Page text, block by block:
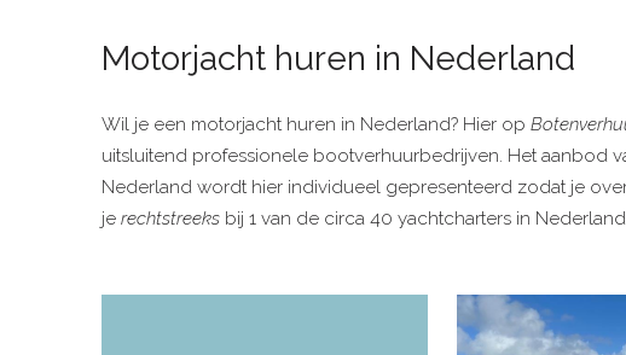
Motorjacht huren in Nederland
Wil je een motorjacht huren in Nederland? Hier op
uitsluitend professionele bootverhuurbedrijven. Het aanbod
Nederland wordt hier individueel gepresenteerd zodat je
je rechtstreeks bij 1 van de circa 40 yachtcharters in